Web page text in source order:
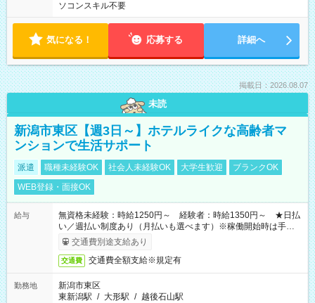
ソコンスキル不要
気になる！ 応募する 詳細へ
掲載日：2026.08.07
未読
新潟市東区【週3日～】ホテルライクな高齢者マ
ンションで生活サポート
派遣 職種未経験OK 社会人未経験OK 大学生歓迎
ブランクOK
WEB登録・面接OK
給与
無資格未経験：時給1250円～ 経験者：時給1350円～ ★日払
い／週払い制度あり（月払いも選べます）※稼働開始時は手続き
完了次第のお支払いとなります。
交通費別途支給あり
交通費 交通費全額支給※規定有
勤務地
新潟市東区
東新潟駅 / 大形駅 / 越後石山駅